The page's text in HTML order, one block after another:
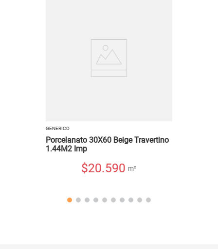
GENERICO
Porcelanato 30X60 Beige Travertino
1.44M2 Imp
$20.590 m²